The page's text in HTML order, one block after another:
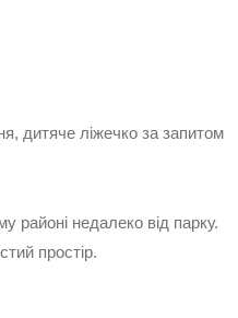
дитяче ліжечко за запитом
недалеко від парку.
простір.